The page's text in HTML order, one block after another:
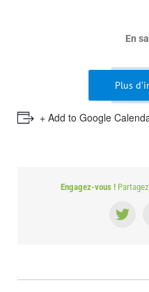
En
Plus
+ Add to Google
Engagez-vous !